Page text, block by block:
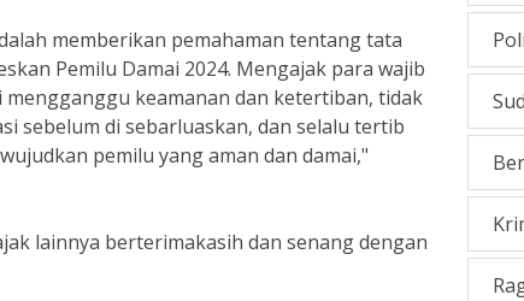
memberikan pemahaman tentang tata
Pemilu Damai 2024. Mengajak para wajib
keamanan dan ketertiban, tidak
sebelum di sebarluaskan, dan selalu tertib
pemilu yang aman dan damai,"
lainnya berterimakasih dan senang dengan